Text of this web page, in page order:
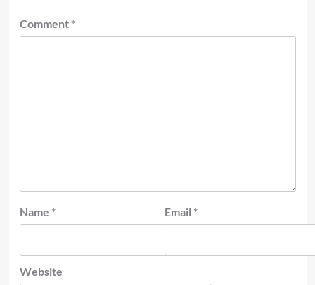
Comment *
Name * Email *
Website